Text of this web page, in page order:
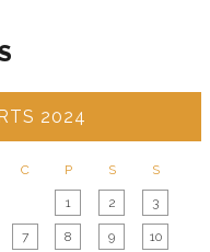
2024
C P S S
1 2 3
7 8 9 10